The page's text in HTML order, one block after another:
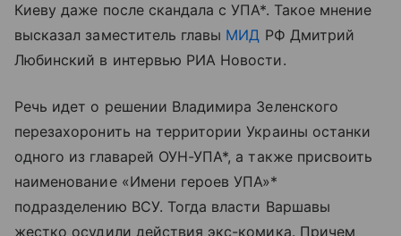
Киеву даже после скандала с УПА*. Такое мнение
высказал заместитель главы МИД РФ Дмитрий
Любинский в интервью РИА Новости.
Речь идет о решении Владимира Зеленского
перезахоронить на территории Украины останки
одного из главарей ОУН-УПА*, а также присвоить
наименование «Имени героев УПА»*
подразделению ВСУ. Тогда власти Варшавы
жестко осудили действия экс-комика. Причем